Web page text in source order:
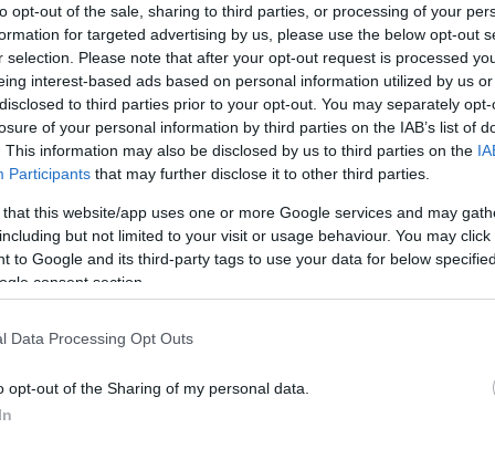
opt-out of the sale, sharing to third parties, or processing of your
for targeted advertising by us, please use the below opt-out
selection. Please note that after your opt-out request is processed
interest-based ads based on personal information utilized by us
to third parties prior to your opt-out. You may separately
of your personal information by third parties on the IAB’s list of
This information may also be disclosed by us to third parties on the
Participants that may further disclose it to other third parties.
that this website/app uses one or more Google services and may
but not limited to your visit or usage behaviour. You may
to Google and its third-party tags to use your data for below
consent section.
Data Processing Opt Outs
opt-out of the Sharing of my personal data.
indult Balásy Gyula cégei ellen,
építése is
dolgozók arról beszéltek a Híradónak, hogy
már alig folyt munka.
és megfélemlítés a szegedi BYD-
visszaélésekről beszélnek a szegedi BYD-gyár építésén: